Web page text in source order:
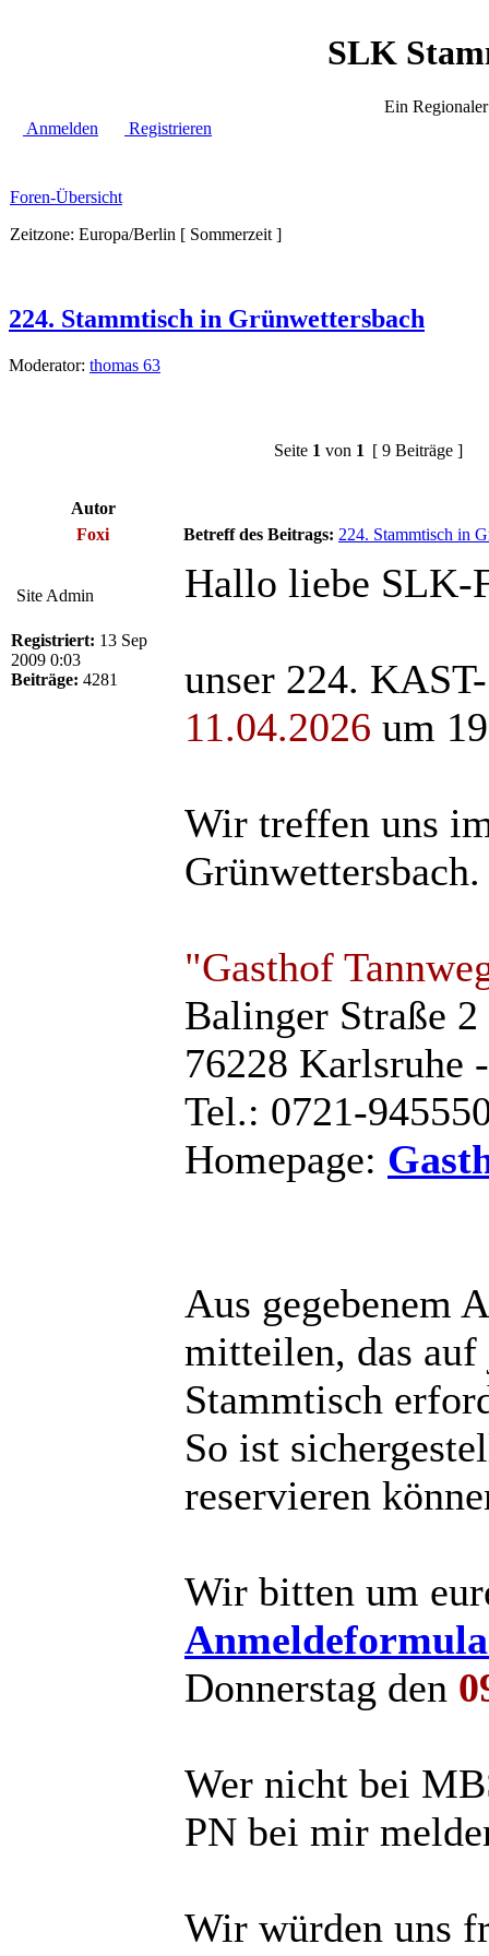
SLK
Ein
Anmelden
Registrieren
Foren-Übersicht
Zeitzone: Europa/Berlin [ Sommerzeit ]
224. Stammtisch in Grünwettersbach
Moderator: thomas 63
Seite 1 von 1 [ 9 Beiträge ]
Autor
Foxi
Betreff des Beitrags: 224. Stammtisch in
Site Admin
Registriert: 13 Sep
2009 0:03
Beiträge: 4281
Hallo liebe SLK-
unser 224.
11.04.2026 um
Wir treffen uns
Grünwettersbach.
"Gasthof
Balinger Straße 2
76228 Karlsruhe
Tel.: 0721-
Homepage:
Aus gegebenem
mitteilen, das
Stammtisch
So ist
reservieren
Wir bitten um
Donnerstag den
Wer nicht bei
PN bei mir
Wir würden uns